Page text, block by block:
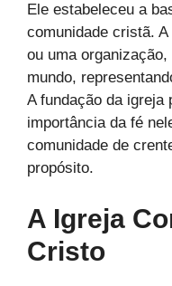
Ele estabeleceu a
comunidade cristã.
ou uma
mundo,
A fundação da igreja
importância da fé
comunidade de
propósito.
A Igreja
Cristo